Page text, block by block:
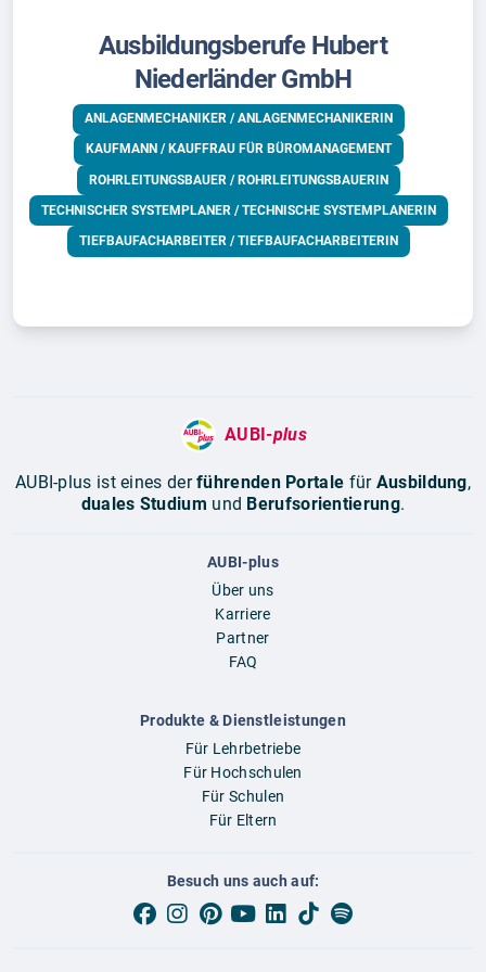
Ausbildungsberufe Hubert
Niederländer GmbH
ANLAGENMECHANIKER / ANLAGENMECHANIKERIN
KAUFMANN / KAUFFRAU FÜR BÜROMANAGEMENT
ROHRLEITUNGSBAUER / ROHRLEITUNGSBAUERIN
TECHNISCHER SYSTEMPLANER / TECHNISCHE SYSTEMPLANERIN
TIEFBAUFACHARBEITER / TIEFBAUFACHARBEITERIN
AUBI-plus
AUBI-plus ist eines derführenden Portale für Ausbildung,
duales Studium und Berufsorientierung.
AUBI-plus
Über uns
Karriere
Partner
FAQ
Produkte & Dienstleistungen
Für Lehrbetriebe
Für Hochschulen
Für Schulen
Für Eltern
Besuch uns auch auf: